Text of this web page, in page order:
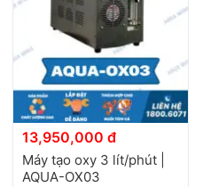
13,950,000 đ
Máy tạo oxy 3 lít/phút |
AQUA-OX03